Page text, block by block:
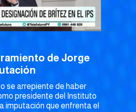
de Jorge
se arrepiente de haber
presidente del Instituto
imputación que enfrenta el